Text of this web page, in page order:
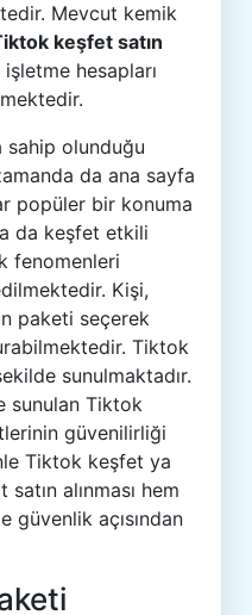
Mevcut kemik
keşfet satın
hesapları
sahip olunduğu
da ana sayfa
popüler bir konuma
da keşfet etkili
fenomenleri
Kişi,
paketi seçerek
Tiktok
sunulmaktadır.
sunulan Tiktok
güvenilirliği
Tiktok keşfet ya
alınması hem
güvenlik açısından